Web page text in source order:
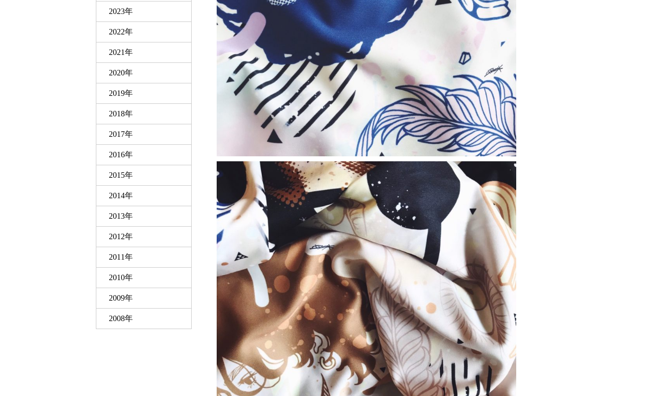
2023年
2022年
2021年
2020年
2019年
2018年
2017年
2016年
2015年
2014年
2013年
2012年
2011年
2010年
2009年
2008年